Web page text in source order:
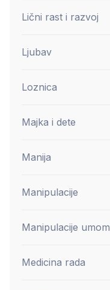
Lični rast i razvoj
Ljubav
Loznica
Majka i dete
Manija
Manipulacije
Manipulacije umom
Medicina rada